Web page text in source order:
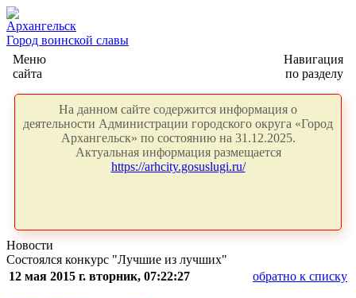
Архангельск
Город воинской славы
Меню
сайта
Навигация
по разделу
На данном сайте содержится информация о
деятельности Администрации городского округа «Город
Архангельск» по состоянию на 31.12.2025.
Актуальная информация размещается
https://arhcity.gosuslugi.ru/
Новости
Состоялся конкурс "Лучшие из лучших"
12 мая 2015 г. вторник, 07:22:27
обратно к списку